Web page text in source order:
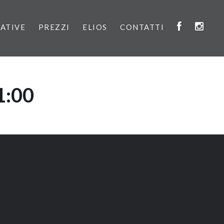
PREZZI ELIOS CONTATTI